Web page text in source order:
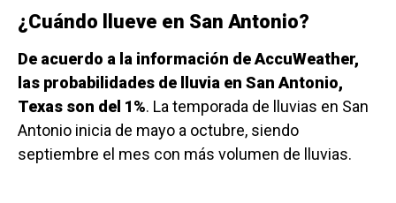
¿Cuándo llueve en San Antonio?
De acuerdo a la información de AccuWeather,
las probabilidades de lluvia en San Antonio,
Texas son del 1%. La temporada de lluvias en San
Antonio inicia de mayo a octubre, siendo
septiembre el mes con más volumen de lluvias.